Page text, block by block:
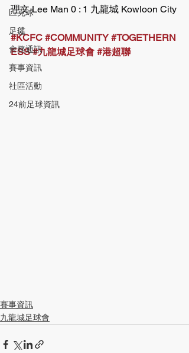
匹克球
足毽
會務通訊
賽事資訊
社區活動
24前足球資訊
理文 Lee Man 0 : 1 九龍城 Kowloon City
#KCFC #COMMUNITY #TOGETHERN
ESS #九龍城足球會 #港超聯
賽事資訊
九龍城足球會